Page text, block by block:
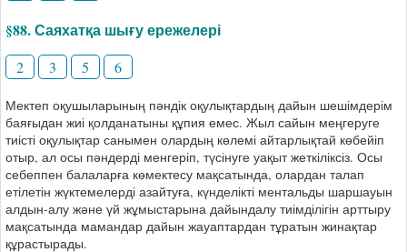
§88. Саяхатқа шығу ережелері
2 3 5 6
Мектеп оқушыларының пәндік оқулықтардың дайын шешімдерім
баяғыдан жиі қолданатыны құпия емес. Жыл сайын меңгеруге
тиісті оқулықтар санымен олардың көлемі айтарлықтай көбейіп
отыр, ал осы пәндерді менгеріп, түсінуге уақыт жеткіліксіз. Осы
себеппен балаларға көмектесу мақсатында, олардан талап
етілетін жүктемелерді азайтуға, күнделікті ментальды шаршауын
алдын-алу және үй жұмыстарына дайындалу тиімділігін арттыру
мақсатында мамандар дайын жауаптардан тұратын жинақтар
құрастырады.